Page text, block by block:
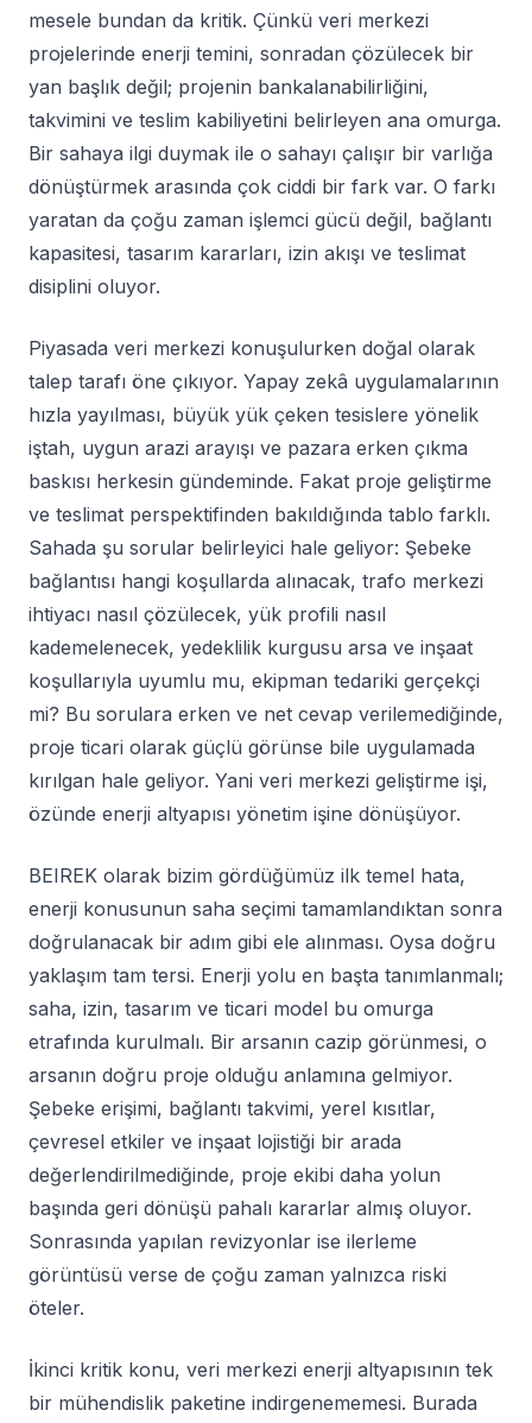
mesele bundan da kritik. Çünkü veri merkezi
projelerinde enerji temini, sonradan çözülecek bir
yan başlık değil; projenin bankalanabilirliğini,
takvimini ve teslim kabiliyetini belirleyen ana omurga.
Bir sahaya ilgi duymak ile o sahayı çalışır bir varlığa
dönüştürmek arasında çok ciddi bir fark var. O farkı
yaratan da çoğu zaman işlemci gücü değil, bağlantı
kapasitesi, tasarım kararları, izin akışı ve teslimat
disiplini oluyor.
Piyasada veri merkezi konuşulurken doğal olarak
talep tarafı öne çıkıyor. Yapay zekâ uygulamalarının
hızla yayılması, büyük yük çeken tesislere yönelik
iştah, uygun arazi arayışı ve pazara erken çıkma
baskısı herkesin gündeminde. Fakat proje geliştirme
ve teslimat perspektifinden bakıldığında tablo farklı.
Sahada şu sorular belirleyici hale geliyor: Şebeke
bağlantısı hangi koşullarda alınacak, trafo merkezi
ihtiyacı nasıl çözülecek, yük profili nasıl
kademelenecek, yedeklilik kurgusu arsa ve inşaat
koşullarıyla uyumlu mu, ekipman tedariki gerçekçi
mi? Bu sorulara erken ve net cevap verilemediğinde,
proje ticari olarak güçlü görünse bile uygulamada
kırılgan hale geliyor. Yani veri merkezi geliştirme işi,
özünde enerji altyapısı yönetim işine dönüşüyor.
BEIREK olarak bizim gördüğümüz ilk temel hata,
enerji konusunun saha seçimi tamamlandıktan sonra
doğrulanacak bir adım gibi ele alınması. Oysa doğru
yaklaşım tam tersi. Enerji yolu en başta tanımlanmalı;
saha, izin, tasarım ve ticari model bu omurga
etrafında kurulmalı. Bir arsanın cazip görünmesi, o
arsanın doğru proje olduğu anlamına gelmiyor.
Şebeke erişimi, bağlantı takvimi, yerel kısıtlar,
çevresel etkiler ve inşaat lojistiği bir arada
değerlendirilmediğinde, proje ekibi daha yolun
başında geri dönüşü pahalı kararlar almış oluyor.
Sonrasında yapılan revizyonlar ise ilerleme
görüntüsü verse de çoğu zaman yalnızca riski
öteler.
İkinci kritik konu, veri merkezi enerji altyapısının tek
bir mühendislik paketine indirgenememesi. Burada